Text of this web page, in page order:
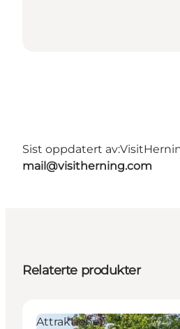
Sist oppdatert av:
mail@visitherning.com
Relaterte produkter
Attraktioner